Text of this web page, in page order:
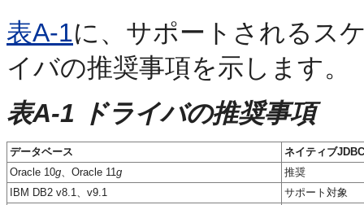
表A-1に、サポートされるス
イバの推奨事項を示します。
表A-1 ドライバの推奨事項
データベース
ネイティブ
Oracle 10g 、Oracle 11g
推奨
IBM DB2 v8.1、v9.1
サポート対象